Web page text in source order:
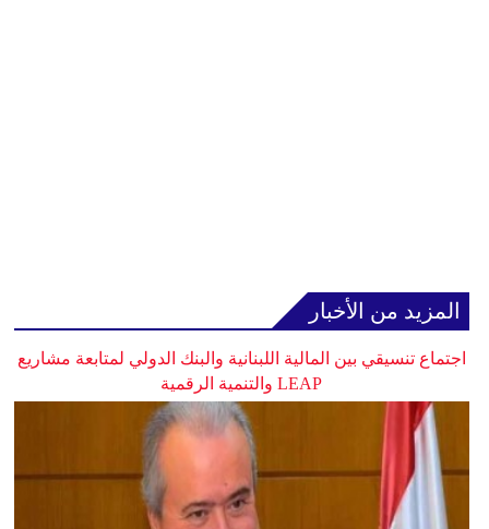
المزيد من الأخبار
اجتماع تنسيقي بين المالية اللبنانية والبنك الدولي لمتابعة مشاريع
LEAP والتنمية الرقمية